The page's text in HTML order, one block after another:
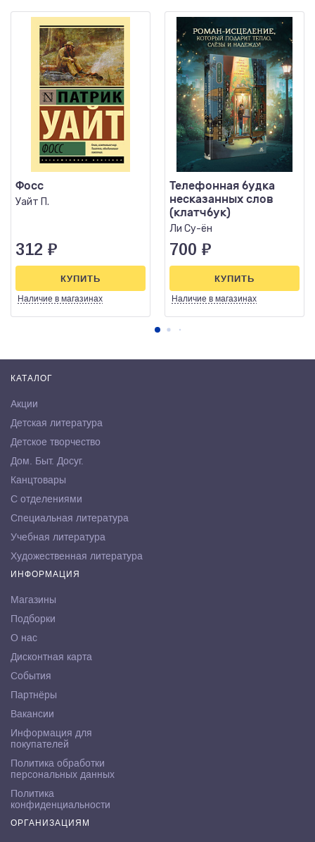
Фосс
Уайт П.
312 ₽
Наличие в магазинах
КУПИТЬ
Телефонная будка
несказанных слов
(клатчбук)
Ли Су-ён
700 ₽
Наличие в магазинах
КУПИТЬ
КАТАЛОГ
Акции
Детская литература
Детское творчество
Дом. Быт. Досуг.
Канцтовары
С отделениями
Специальная литература
Учебная литература
Художественная литература
ИНФОРМАЦИЯ
Магазины
Подборки
О нас
Дисконтная карта
События
Партнёры
Вакансии
Информация для
покупателей
Политика обработки
персональных данных
Политика
конфиденциальности
ОРГАНИЗАЦИЯМ